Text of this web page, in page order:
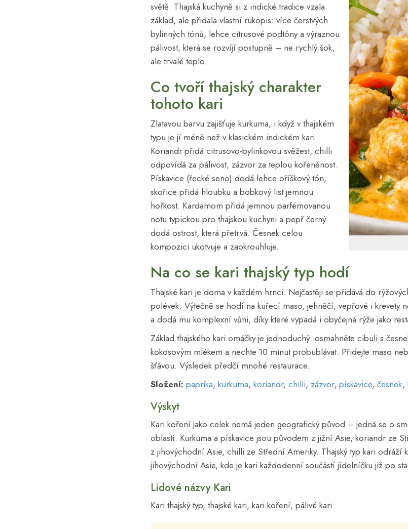
světě. Thajská kuchyně si z indické tradice vzala
základ, ale přidala vlastní rukopis: více čerstvých
bylinných tónů, lehce citrusové podtóny a výraznou
pálivost, která se rozvíjí postupně – ne rychlý šok,
ale trvalé teplo.
Co tvoří thajský charakter
tohoto kari
Zlatavou barvu zajišťuje kurkuma, i když v thajském
typu je jí méně než v klasickém indickém kari.
Koriandr přidá citrusovo-bylinkovou svěžest, chilli
odpovídá za pálivost, zázvor za teplou kořeněnost.
Pískavice (řecké seno) dodá lehce oříškový tón,
skořice přidá hloubku a bobkový list jemnou
hořkost. Kardamom přidá jemnou parfémovanou
notu typickou pro thajskou kuchyni a pepř černý
dodá ostrost, která přetrvá. Česnek celou
kompozici ukotvuje a zaokrouhluje.
Na co se kari thajský typ hodí
Thajské kari je doma v každém hrnci. Nejčastěji se přidává do
polévek. Výtečně se hodí na kuřecí maso, jehněčí, vepřové i krevety
a dodá mu komplexní vůni, díky které vypadá i obyčejná rýže jako
Základ thajského kari omáčky je jednoduchý: osmahněte cibuli s
kokosovým mlékem a nechte 10 minut probublávat. Přidejte maso
šťávou. Výsledek předčí mnohé restaurace.
Složení: paprika, kurkuma, koriandr, chilli, zázvor, pískavice, česnek,
Výskyt
Kari koření jako celek nemá jeden geografický původ – jedná se o
oblastí. Kurkuma a pískavice jsou původem z jižní Asie, koriandr ze
z jihovýchodní Asie, chilli ze Střední Ameriky. Thajský typ kari odráží
jihovýchodní Asie, kde je kari každodenní součástí jídelníčku již po
Lidové názvy Kari
Kari thajský typ, thajské kari, kari koření, pálivé kari